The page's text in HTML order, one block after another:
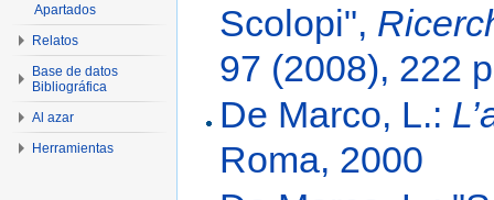
Scolopi",
97 (2008), 222
De Marco, L.:
Roma, 2000
Apartados
Relatos
Base de datos
Bibliográfica
Al azar
Herramientas